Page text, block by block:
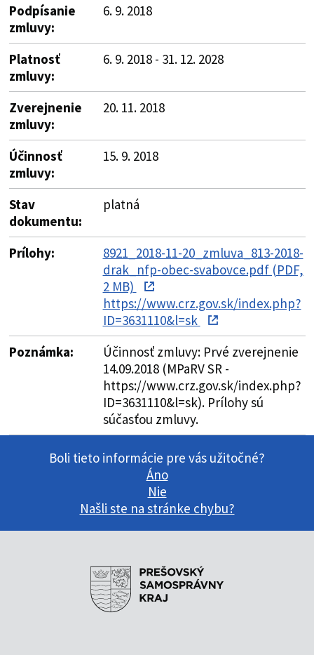
Podpísanie
zmluvy:
6. 9. 2018
Platnosť
zmluvy:
6. 9. 2018 - 31. 12. 2028
Zverejnenie
zmluvy:
20. 11. 2018
Účinnosť
zmluvy:
15. 9. 2018
Stav
dokumentu:
platná
Prílohy:
8921_2018-11-20_zmluva_813-2018-
drak_nfp-obec-svabovce.pdf (PDF,
2 MB)
https://www.crz.gov.sk/index.php?
ID=3631110&l=sk
Poznámka:
Účinnosť zmluvy: Prvé zverejnenie
14.09.2018 (MPaRV SR -
https://www.crz.gov.sk/index.php?
ID=3631110&l=sk). Prílohy sú
súčasťou zmluvy.
Boli tieto informácie pre vás užitočné?
Áno
Nie
Našli ste na stránke chybu?